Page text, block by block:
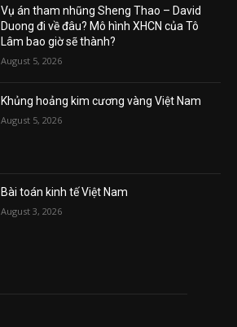
Vụ án tham nhũng Sheng Thao – David
Duong đi về đâu? Mô hình XHCN của Tô
Lâm bao giờ sẽ thành?
August 5, 2026
Khủng hoảng kim cương vàng Việt Nam
August 5, 2026
Bài toán kinh tế Việt Nam
August 3, 2026